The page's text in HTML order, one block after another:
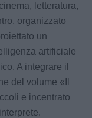
letteratura,
organizzato
un
artificiale
A integrare il
del volume «Il
e incentrato